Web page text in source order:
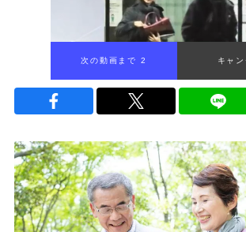
次の動画まで 1 キャ